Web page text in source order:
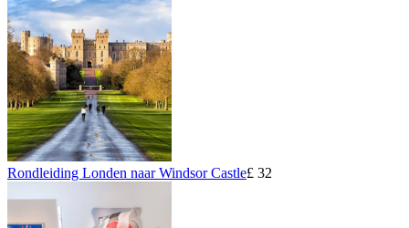
Rondleiding Londen naar Windsor Castle£ 32